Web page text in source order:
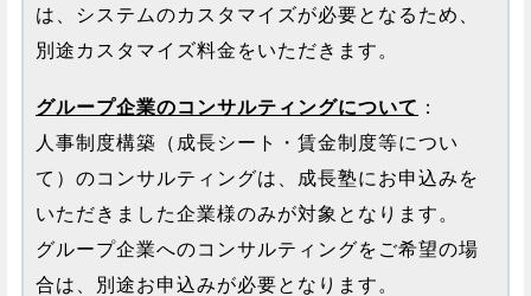
は、システムのカスタマイズが必要となるため、
別途カスタマイズ料金をいただきます。
グループ企業のコンサルティングについて ：
人事制度構築（成長シート・賃金制度等につい
て）のコンサルティングは、成長塾にお申込みを
いただきました企業様のみが対象となります。
グループ企業へのコンサルティングをご希望の場
合は、別途お申込みが必要となります。